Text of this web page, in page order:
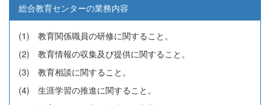
総合教育センターの業務内容
(1) 教育関係職員の研修に関すること。
(2) 教育情報の収集及び提供に関すること。
(3) 教育相談に関すること。
(4) 生涯学習の推進に関すること。